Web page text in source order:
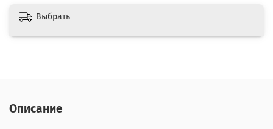
Выбрать
Описание